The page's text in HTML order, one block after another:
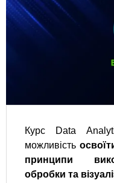
Курс Data
можливість
принципи
обробки та